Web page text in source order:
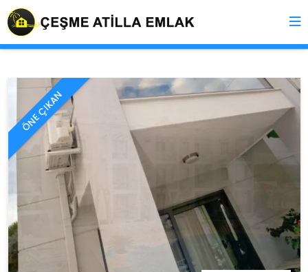
ÖNE ÇIKAN